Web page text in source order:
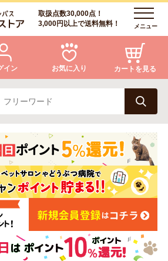
取扱点数30,000点！
3,000円以上で送料無料！
メニュー
猫
アクア・爬虫類・昆虫
キャットフード
服・おさんぽ用品
イン お気に入り カートを見る
について